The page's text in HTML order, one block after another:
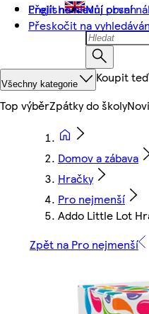
Přejít na hlavní obsah
Přeskočit na
English Můj první
Všechny kategorie Koupit teď
Top výběrZpátky do školy
Domov a zábava
Hračky
Pro nejmenší
Addo Little Lot
Zpět na Pro nejmenší